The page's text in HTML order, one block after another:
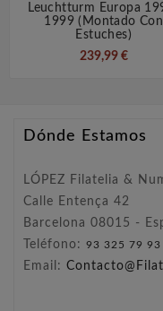
Leuchtturm Europa
1999 (montado Con
Estuches)
239,99 €
Dónde Estamos
LÓPEZ Filatelia &
Calle Entença 42
Barcelona 08015 -
Teléfono: 93 325 79 93
Email: